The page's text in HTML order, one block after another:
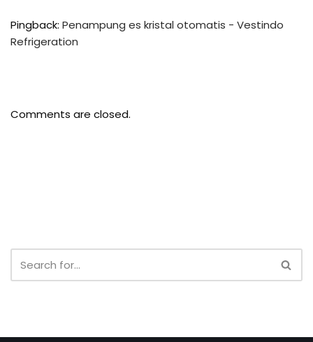
Pingback: Penampung es kristal otomatis - Vestindo
Refrigeration
Comments are closed.